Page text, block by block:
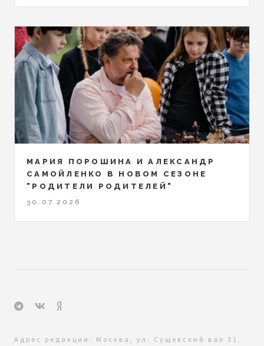
МАРИЯ ПОРОШИНА И АЛЕКСАНДР
САМОЙЛЕНКО В НОВОМ СЕЗОНЕ
"РОДИТЕЛИ РОДИТЕЛЕЙ"
30.07.2026
Адрес редакции: Москва, ул. Сущевский вал 31,